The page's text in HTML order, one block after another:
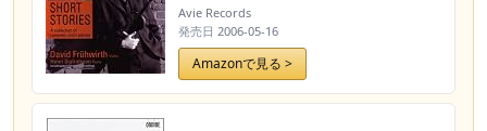
Avie Records
発売日 2006-05-16
Amazonで見る >